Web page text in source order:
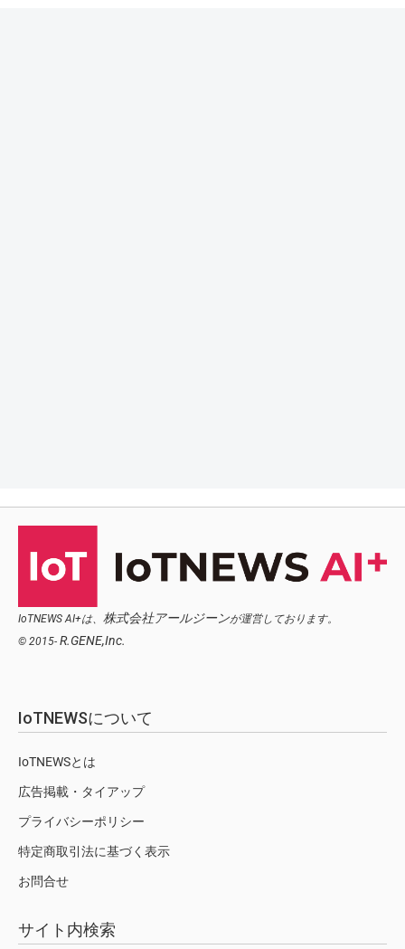
IoTNEWS AI+は、 株式会社アールジーンが運営しております。
© 2015- R.GENE,Inc.
IoTNEWSについて
IoTNEWSとは
広告掲載・タイアップ
プライバシーポリシー
特定商取引法に基づく表示
お問合せ
サイト内検索